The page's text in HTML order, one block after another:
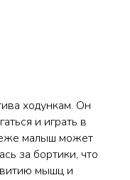
ходункам. Он
и играть в
малыш может
за бортики, что
мышц и